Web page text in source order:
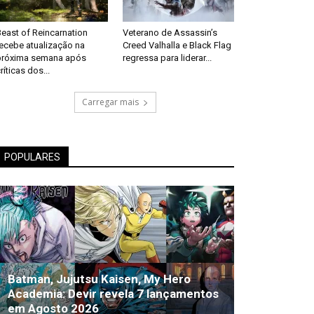
of Reincarnation
atualização na
semana após
dos...
Veterano de Assassin’s
Creed Valhalla e Black Flag
regressa para liderar...
Carregar mais
POPULARES
Batman, Jujutsu Kaisen, My Hero
Academia: Devir revela 7 lançamentos
em Agosto 2026